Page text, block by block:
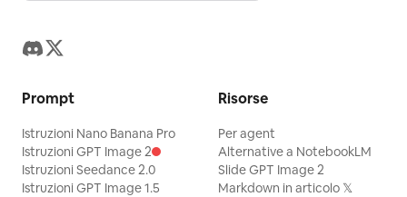
Prompt
Istruzioni Nano Banana Pro
Istruzioni GPT Image 2
Istruzioni Seedance 2.0
Istruzioni GPT Image 1.5
Risorse
Per agent
Alternative a NotebookLM
Slide GPT Image 2
Markdown in articolo 𝕏